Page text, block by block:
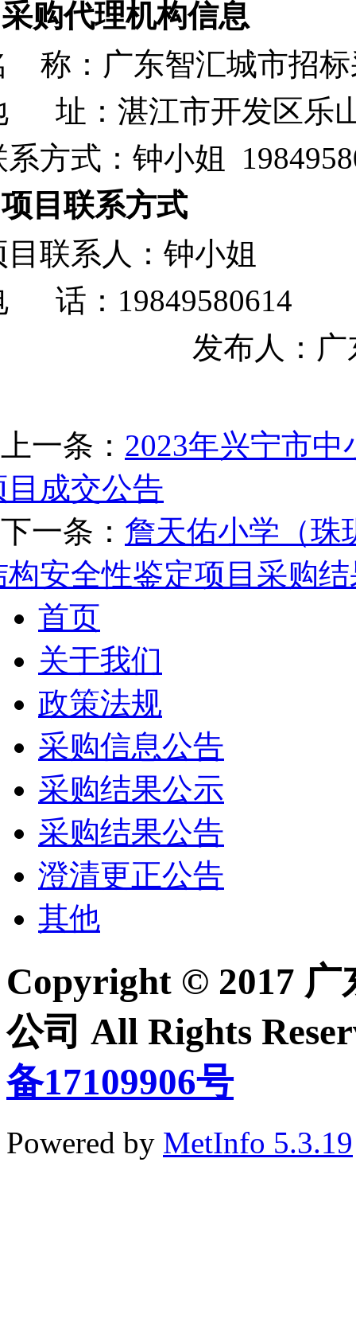
购代理机构信息
称：广东智汇城市招
址：湛江市开发区乐
系方式：钟小姐
目联系方式
联系人： 钟小姐
话： 19849580614
发布人：
上一条： 2023年兴宁市
目成交公告
下一条： 詹天佑小学（珠
构安全性鉴定项目采购
首页
关于我们
政策法规
采购信息公告
采购结果公示
采购结果公告
澄清更正公告
其他
Copyright © 2017
公司 All Rights
备17109906号
Powered by MetInfo 5.3.19